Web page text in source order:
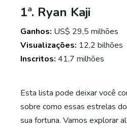
1ª. Ryan Kaji
Ganhos: US$ 29,5 milhões
Visualizações: 12,2 bilhões
Inscritos: 41,7 milhões
Esta lista pode deixar você
sobre como essas estrelas
sua fortuna. Vamos explorar